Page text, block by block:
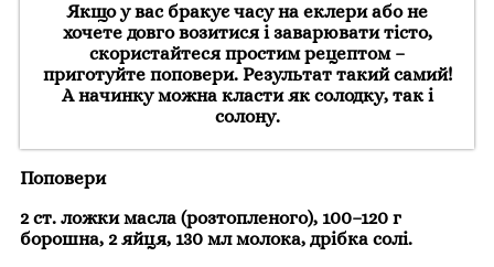
Якщо у вас бракує часу на еклери або не
хочете довго возитися і заварювати тісто,
скористайтеся простим рецептом –
приготуйте поповери. Результат такий самий!
А начинку можна класти як солодку, так і
солону.
Поповери
2 ст. ложки масла (розтопленого), 100–120 г
борошна, 2 яйця, 130 мл молока, дрібка солі.